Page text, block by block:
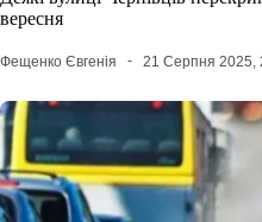
вересня
Фещенко Євгенія 21 Серпня 2025,